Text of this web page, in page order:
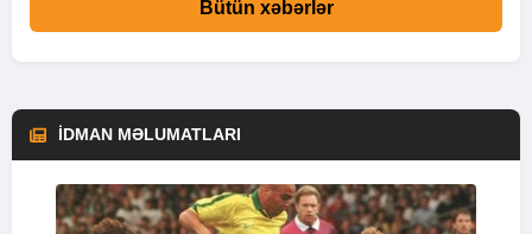
Bütün xəbərlər
İDMAN MƏLUMATLARI